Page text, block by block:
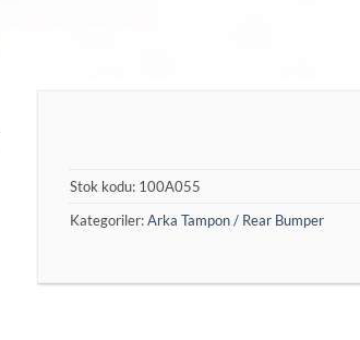
Stok kodu: 100A055
Kategoriler:Arka Tampon / Rear Bumper